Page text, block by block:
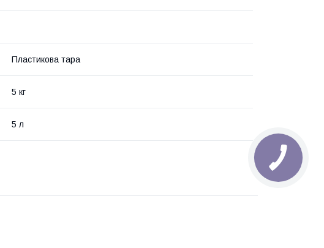
Пластикова тара
5 кг
5 л